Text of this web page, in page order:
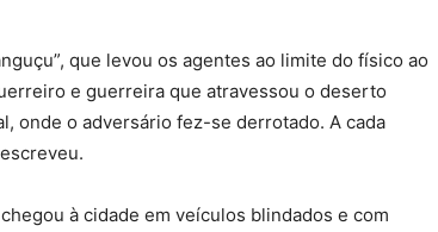
que levou os agentes ao limite do físico ao
e guerreira que atravessou o deserto
onde o adversário fez-se derrotado. A cada
à cidade em veículos blindados e com